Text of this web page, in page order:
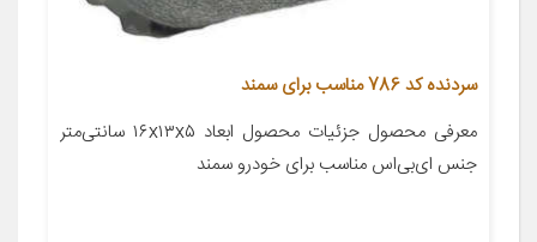
سردنده کد 786 مناسب برای سمند
معرفی محصول جزئیات محصول ابعاد ۱۶x۱۳x۵ سانتی‌متر
جنس ای‌بی‌اس مناسب برای خودرو سمند